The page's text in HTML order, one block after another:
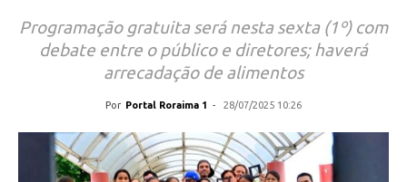
Programação gratuita será nesta sexta (1º) com
debate entre o público e diretores; haverá
arrecadação de alimentos
Por Portal Roraima 1 - 28/07/2025 10:26